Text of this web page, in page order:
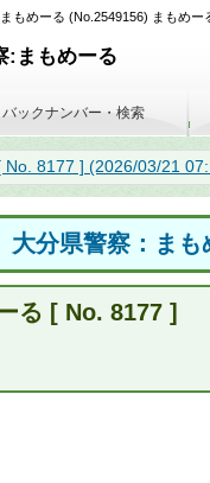
もめーる (No.2549156) まもめー
:まもめーる
No. 8177 ] (2026/03/21
大分県警察：まも
る [ No. 8177 ]
バックナンバー・検索